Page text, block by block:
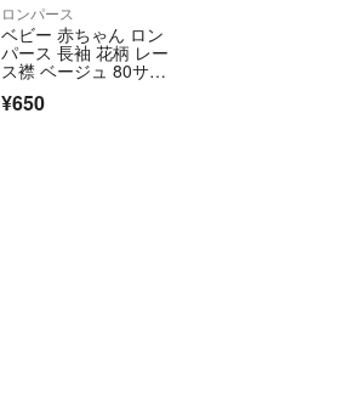
ロンパース
ベビー 赤ちゃん ロン
パース 長袖 花柄 レー
ス襟 ベージュ 80サイ
¥650